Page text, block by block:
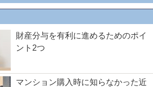
財産分与を有利に進めるためのポイ
ント2つ
マンション購入時に知らなかった近